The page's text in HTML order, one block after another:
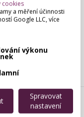
DIVA
Třída 124, Brno
cookies
a měření účinnosti
Google LLC, více
výkonu
Spravovat
nastavení